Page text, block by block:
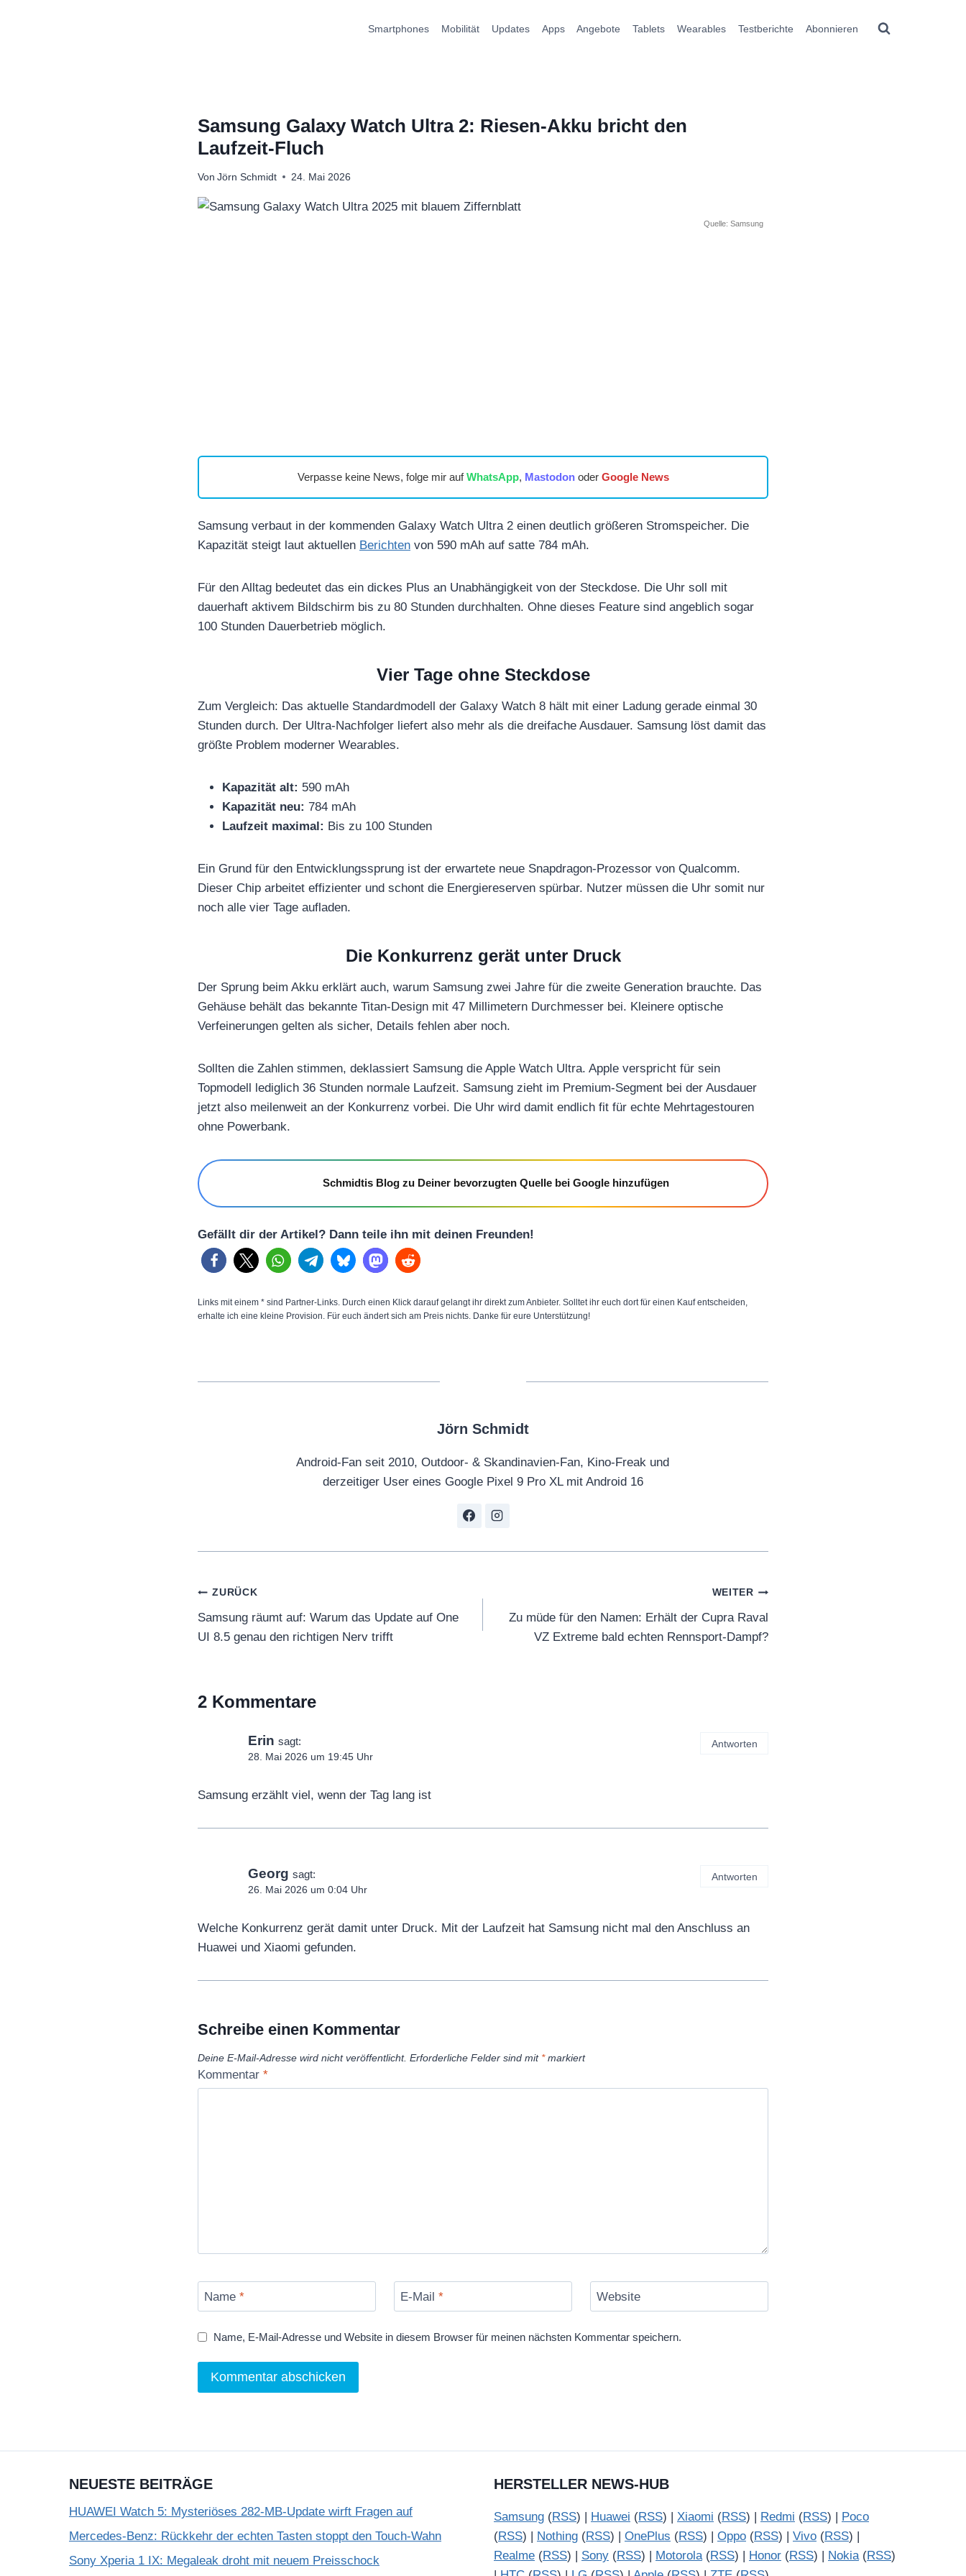
Smartphones Mobilität Updates Apps Angebote Tablets Wearables Testberichte Abonnieren
Samsung Galaxy Watch Ultra 2: Riesen-Akku bricht den
Laufzeit-Fluch
Von Jörn Schmidt 24. Mai 2026
Quelle: Samsung
Verpasse keine News, folge mir aufWhatsApp, Mastodonoder Google News
Samsung verbaut in der kommenden Galaxy Watch Ultra 2 einen deutlich größeren Stromspeicher. Die
Kapazität steigt laut aktuellen Berichten von 590 mAh auf satte 784 mAh.
Für den Alltag bedeutet das ein dickes Plus an Unabhängigkeit von der Steckdose. Die Uhr soll mit
dauerhaft aktivem Bildschirm bis zu 80 Stunden durchhalten. Ohne dieses Feature sind angeblich sogar
100 Stunden Dauerbetrieb möglich.
Vier Tage ohne Steckdose
Zum Vergleich: Das aktuelle Standardmodell der Galaxy Watch 8 hält mit einer Ladung gerade einmal 30
Stunden durch. Der Ultra-Nachfolger liefert also mehr als die dreifache Ausdauer. Samsung löst damit das
größte Problem moderner Wearables.
Kapazität alt: 590 mAh
Kapazität neu: 784 mAh
Laufzeit maximal: Bis zu 100 Stunden
Ein Grund für den Entwicklungssprung ist der erwartete neue Snapdragon-Prozessor von Qualcomm.
Dieser Chip arbeitet effizienter und schont die Energiereserven spürbar. Nutzer müssen die Uhr somit nur
noch alle vier Tage aufladen.
Die Konkurrenz gerät unter Druck
Der Sprung beim Akku erklärt auch, warum Samsung zwei Jahre für die zweite Generation brauchte. Das
Gehäuse behält das bekannte Titan-Design mit 47 Millimetern Durchmesser bei. Kleinere optische
Verfeinerungen gelten als sicher, Details fehlen aber noch.
Sollten die Zahlen stimmen, deklassiert Samsung die Apple Watch Ultra. Apple verspricht für sein
Topmodell lediglich 36 Stunden normale Laufzeit. Samsung zieht im Premium-Segment bei der Ausdauer
jetzt also meilenweit an der Konkurrenz vorbei. Die Uhr wird damit endlich fit für echte Mehrtagestouren
ohne Powerbank.
Schmidtis Blog zu Deiner bevorzugten Quelle bei Google hinzufügen
Gefällt dir der Artikel? Dann teile ihn mit deinen Freunden!
Links mit einem * sind Partner-Links. Durch einen Klick darauf gelangt ihr direkt zum Anbieter. Solltet ihr euch dort für einen Kauf entscheiden,
erhalte ich eine kleine Provision. Für euch ändert sich am Preis nichts. Danke für eure Unterstützung!
Jörn Schmidt
Android-Fan seit 2010, Outdoor- & Skandinavien-Fan, Kino-Freak und
derzeitiger User eines Google Pixel 9 Pro XL mit Android 16
Beitragsnavigation
ZURÜCK
Samsung räumt auf: Warum das Update auf One
UI 8.5 genau den richtigen Nerv trifft
WEITER
Zu müde für den Namen: Erhält der Cupra Raval
VZ Extreme bald echten Rennsport-Dampf?
2 Kommentare
Erin sagt:
28. Mai 2026 um 19:45 Uhr
Samsung erzählt viel, wenn der Tag lang ist
Antworten
Georg sagt:
26. Mai 2026 um 0:04 Uhr
Welche Konkurrenz gerät damit unter Druck. Mit der Laufzeit hat Samsung nicht mal den Anschluss an
Huawei und Xiaomi gefunden.
Antworten
Schreibe einen Kommentar
Deine E-Mail-Adresse wird nicht veröffentlicht. Erforderliche Felder sind mit *markiert
Kommentar *
Name * E-Mail * Website
Name, E-Mail-Adresse und Website in diesem Browser für meinen nächsten Kommentar speichern.
NEUESTE BEITRÄGE
HUAWEI Watch 5: Mysteriöses 282-MB-Update wirft Fragen auf
Mercedes-Benz: Rückkehr der echten Tasten stoppt den Touch-Wahn
Sony Xperia 1 IX: Megaleak droht mit neuem Preisschock
HERSTELLER NEWS-HUB
Samsung (RSS) | Huawei (RSS) | Xiaomi (RSS) | Redmi (RSS) | Poco
(RSS) | Nothing (RSS) | OnePlus (RSS) | Oppo (RSS) | Vivo (RSS) |
Realme (RSS) | Sony (RSS) | Motorola(RSS) | Honor (RSS) | Nokia(RSS)